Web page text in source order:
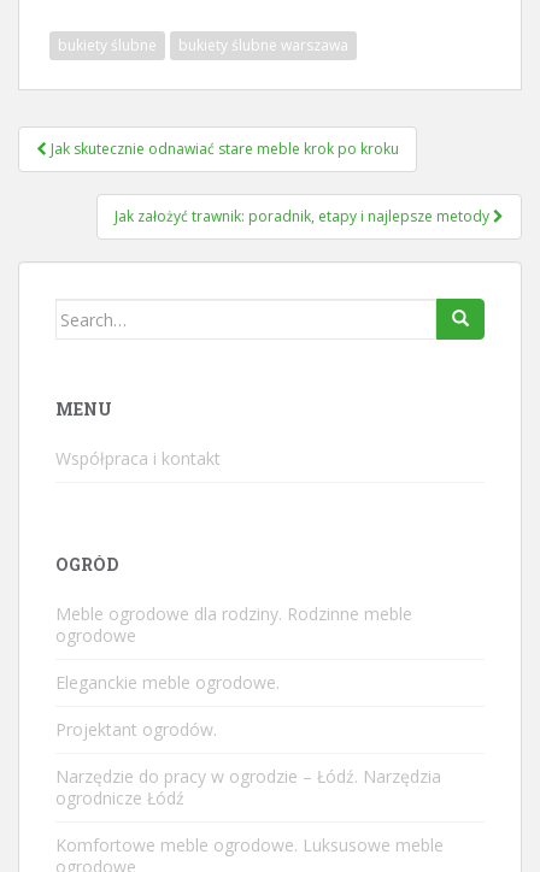
bukiety ślubne bukiety ślubne warszawa
Nawigacja
wpisu
Jak skutecznie odnawiać stare meble krok po kroku
Jak założyć trawnik: poradnik, etapy i najlepsze metody
Search
MENU
Współpraca i kontakt
OGRÓD
Meble ogrodowe dla rodziny. Rodzinne meble
ogrodowe
Eleganckie meble ogrodowe.
Projektant ogrodów.
Narzędzie do pracy w ogrodzie – Łódź. Narzędzia
ogrodnicze Łódź
Komfortowe meble ogrodowe. Luksusowe meble
ogrodowe